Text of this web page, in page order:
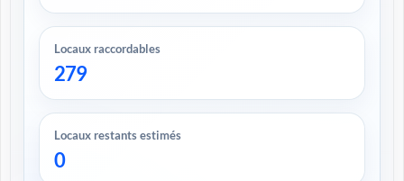
Locaux raccordables
279
Locaux restants estimés
0